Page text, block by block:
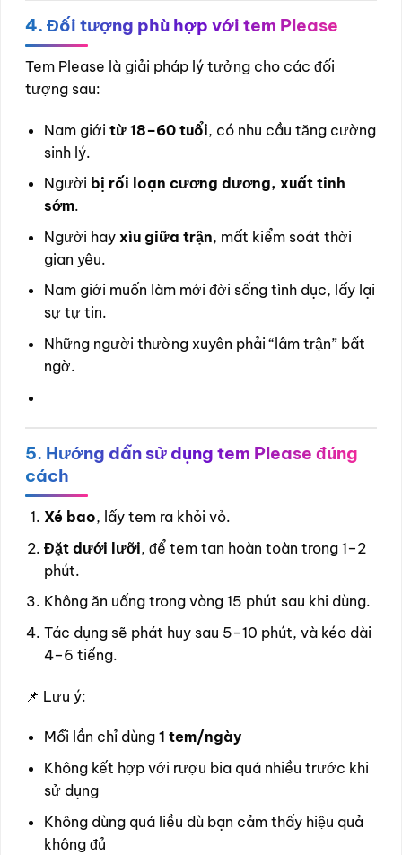
4. Đối tượng phù hợp với tem Please
Tem Please là giải pháp lý tưởng cho các đối
tượng sau:
Nam giới từ 18–60 tuổi, có nhu cầu tăng cường
sinh lý.
Người bị rối loạn cương dương, xuất tinh
sớm.
Người hay xìu giữa trận, mất kiểm soát thời
gian yêu.
Nam giới muốn làm mới đời sống tình dục, lấy lại
sự tự tin.
Những người thường xuyên phải “lâm trận” bất
ngờ.
5. Hướng dẫn sử dụng tem Please đúng
cách
Xé bao, lấy tem ra khỏi vỏ.
Đặt dưới lưỡi, để tem tan hoàn toàn trong 1–2
phút.
Không ăn uống trong vòng 15 phút sau khi dùng.
Tác dụng sẽ phát huy sau 5–10 phút, và kéo dài
4–6 tiếng.
📌 Lưu ý:
Mỗi lần chỉ dùng 1 tem/ngày
Không kết hợp với rượu bia quá nhiều trước khi
sử dụng
Không dùng quá liều dù bạn cảm thấy hiệu quả
không đủ